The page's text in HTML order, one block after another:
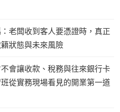
老闆收到客人要憑證時，真正
狀態與未來風險
會讓收款、稅務與往來銀行卡
從實務現場看見的開業第一道